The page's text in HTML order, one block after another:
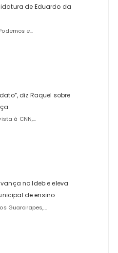
de Eduardo da
e...
diz Raquel sobre
à CNN,...
no Ideb e eleva
de ensino
Guararapes,...